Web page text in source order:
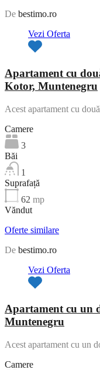
De bestimo.ro
Vezi Oferta
Apartament cu
Kotor, Muntenegru
Acest apartament cu
Camere
3
Băi
1
Suprafață
62 mp
Văndut
Oferte similare
De bestimo.ro
Vezi Oferta
Apartament cu un
Muntenegru
Acest apartament cu un
Camere